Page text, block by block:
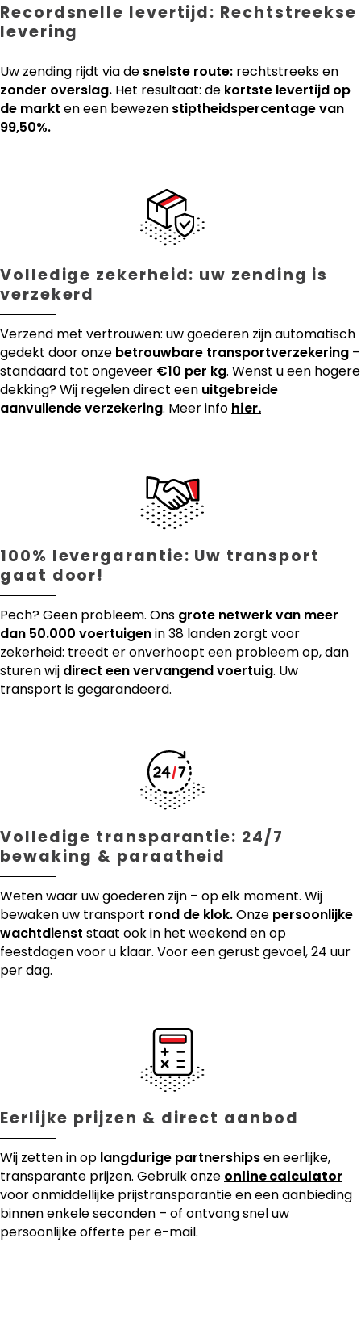
Recordsnelle levertijd: Rechtstreekse
levering
Uw zending rijdt via de snelste route: rechtstreeks en
zonder overslag. Het resultaat: de kortste levertijd op
de markt en een bewezen stiptheidspercentage van
99,50%.
Volledige zekerheid: uw zending is
verzekerd
Verzend met vertrouwen: uw goederen zijn automatisch
gedekt door onze betrouwbare transportverzekering –
standaard tot ongeveer €10 per kg. Wenst u een hogere
dekking? Wij regelen direct een uitgebreide
aanvullende verzekering. Meer info hier.
100% levergarantie: Uw transport
gaat door!
Pech? Geen probleem. Ons grote netwerk van meer
dan 50.000 voertuigenin 38 landen zorgt voor
zekerheid: treedt er onverhoopt een probleem op, dan
sturen wij direct een vervangend voertuig. Uw
transport is gegarandeerd.
Volledige transparantie: 24/7
bewaking & paraatheid
Weten waar uw goederen zijn – op elk moment. Wij
bewaken uw transport rond de klok.Onze persoonlijke
wachtdienst staat ook in het weekend en op
feestdagen voor u klaar. Voor een gerust gevoel, 24 uur
per dag.
Eerlijke prijzen & direct aanbod
Wij zetten in op langdurige partnershipsen eerlijke,
transparante prijzen. Gebruik onze online calculator
voor onmiddellijke prijstransparantie en een aanbieding
binnen enkele seconden – of ontvang snel uw
persoonlijke offerte per e-mail.